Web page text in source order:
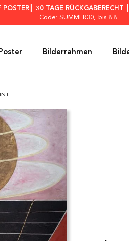
30 TAGE RÜCKGABERECHT
Code: SUMMER30, bis 8.8.
Poster Bilderrahmen